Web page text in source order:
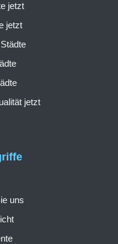
uns
jetzt
jetzt
jetzt